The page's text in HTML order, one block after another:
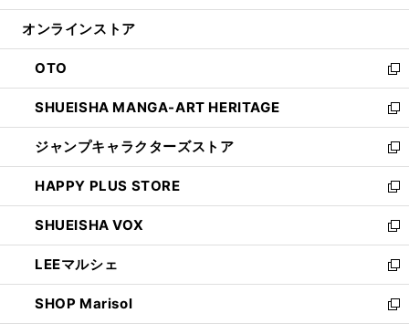
開
ン
ウ
で
開
く
ウ
ン
ド
ウ
で
開
く
オンラインストア
OTO
新
し
い
ウ
ィ
ン
ド
ウ
で
開
く
SHUEISHA MANGA-ART HERITAGE
新
し
い
ウ
ィ
ン
ド
ウ
で
開
く
ジャンプキャラクターズストア
新
し
い
ウ
ィ
ン
ド
ウ
で
開
HAPPY PLUS STORE
新
し
い
ウ
ィ
ン
ド
ウ
SHUEISHA VOX
新
し
い
ウ
ィ
ン
LEEマルシェ
新
し
い
ウ
SHOP Marisol
新
し